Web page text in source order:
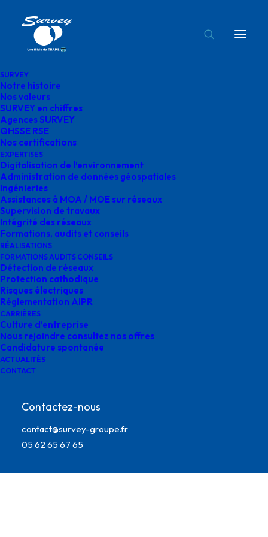
SURVEY
Notre histoire
Nos valeurs
SURVEY en chiffres
Agences SURVEY
QHSSE RSE
Nos certifications
EXPERTISES
Digitalisation de l’environnement
Administration de données géospatiales
Ingénieries
Assistances à MOA / MOE sur réseaux
Supervision de travaux
Intégrité des réseaux
Formations, audits et conseils
RÉALISATIONS
FORMATIONS AUDITS CONSEILS
Détection de réseaux
Protection cathodique
Risques électriques
Réglementation AIPR
CARRIÈRES
Culture d’entreprise
Nous rejoindre consultez nos offres
Candidature spontanée
ACTUALITÉS
CONTACT
Contactez-nous
contact@survey-groupe.fr
05 62 65 67 65
Accueil
Didier Bourgeot